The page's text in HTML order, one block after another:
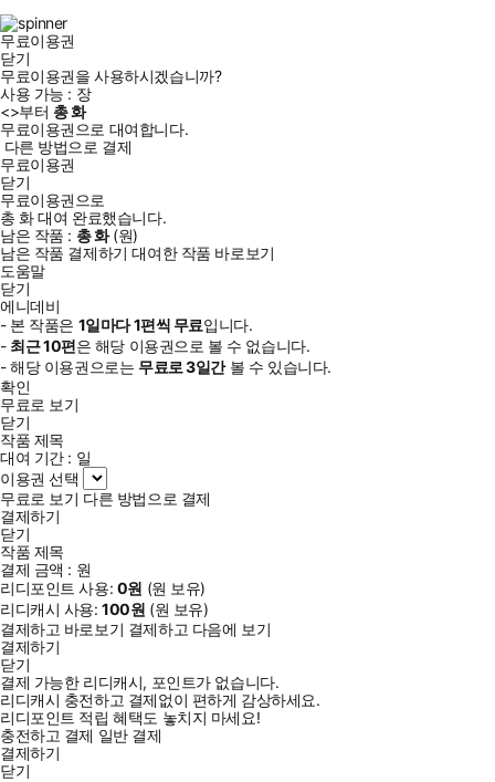
무료이용권
닫기
무료이용권을 사용하시겠습니까?
사용 가능 : 장
<>부터 총화
무료이용권으로 대여합니다.
다른 방법으로 결제
무료이용권
닫기
무료이용권으로
총 화대여 완료했습니다.
남은 작품 : 총화(원)
남은 작품 결제하기 대여한 작품 바로보기
도움말
닫기
에니데비
- 본 작품은 1일마다1편씩 무료입니다.
- 최근10편은 해당 이용권으로 볼 수 없습니다.
- 해당 이용권으로는 무료로3일간볼 수 있습니다.
확인
무료로 보기
닫기
작품 제목
대여 기간 : 일
이용권 선택
무료로 보기 다른 방법으로 결제
결제하기
닫기
작품 제목
결제 금액 : 원
리디포인트 사용: 0원 (원 보유)
리디캐시 사용:100원 (원 보유)
결제하고 바로보기 결제하고 다음에 보기
결제하기
닫기
결제 가능한 리디캐시, 포인트가 없습니다.
리디캐시 충전하고 결제없이 편하게 감상하세요.
리디포인트 적립 혜택도 놓치지 마세요!
충전하고 결제 일반 결제
결제하기
닫기